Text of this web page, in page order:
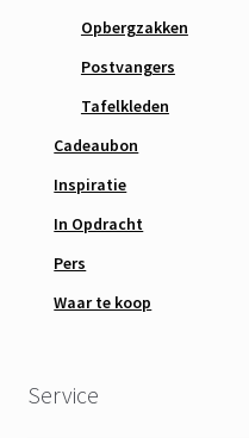
Opbergzakken
Postvangers
Tafelkleden
Cadeaubon
Inspiratie
In Opdracht
Pers
Waar te koop
Service